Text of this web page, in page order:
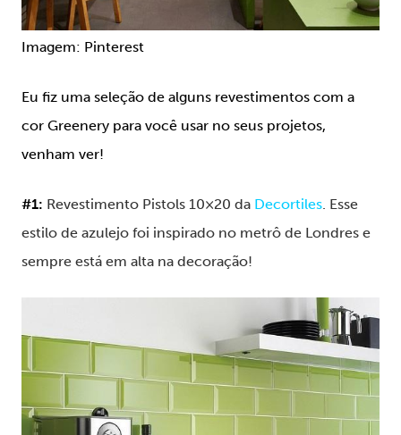
Imagem: Pinterest
Eu fiz uma seleção de alguns revestimentos com a
cor Greenery para você usar no seus projetos,
venham ver!
#1: Revestimento Pistols 10×20 da Decortiles. Esse
estilo de azulejo foi inspirado no metrô de Londres e
sempre está em alta na decoração!